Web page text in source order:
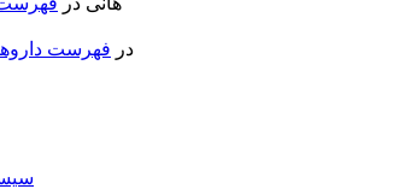
در فهرست